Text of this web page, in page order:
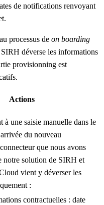
de notifications renvoyant
processus de on boarding
déverse les informations
provisionning est
Actions
à une saisie manuelle dans le
du nouveau
que nous avons
notre solution de SIRH et
vient y déverser les
:
contractuelles : date